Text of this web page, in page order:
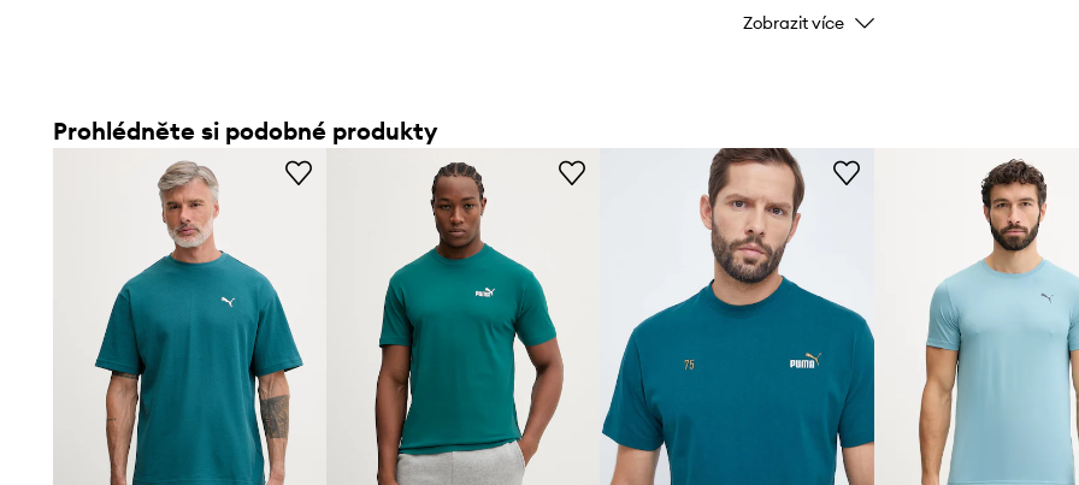
Značka
ID produktu
Zobrazit více
Prohlédněte si podobné produkty